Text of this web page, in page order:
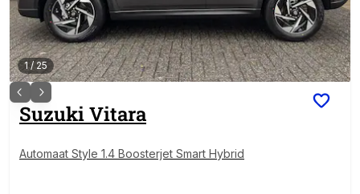
1/ 25
SuzukiVitara
Automaat Style 1.4 Boosterjet Smart Hybrid